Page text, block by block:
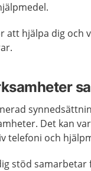
att hjälpa dig och
Det kan
telefoni och
stöd